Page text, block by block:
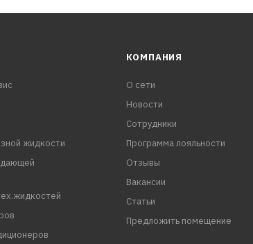
жидкости
КОМПАНИЯ
О сети
Новости
Сотрудники
Программа лояльности
Отзывы
Вакансии
Статьи
Предложить помещение